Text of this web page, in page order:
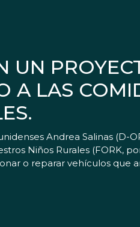
UN
A LAS
Andrea Salinas (D-
Niños Rurales (FORK,
o reparar vehículos que